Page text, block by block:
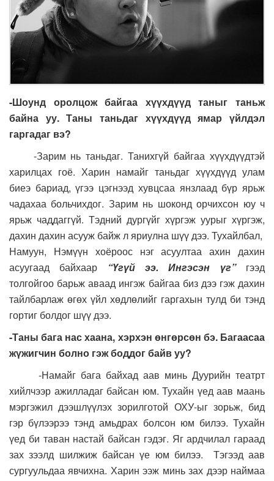
-Шоунд оролцож байгаа хүүхдүүд таныг таньж
байна уу. Таны таньдаг хүүхдүүд ямар үйлдэл
гаргадаг вэ?
-Зарим нь таньдаг. Танихгүй байгаа хүүхдүүдтэй
харилцах гоё. Харин намайг таньдаг хүүхдүүд улам
биеэ бариад, үгээ цэгнээд хувцсаа янзлаад бүр ярьж
чадахаа больчихдог. Зарим нь шоконд орчихсон юу ч
ярьж чаддаггүй. Тэдний дургүйг хүргэж уурыг хүргэж,
дахин дахин асууж байж л яриулна шүү дээ. Тухайлбал,
Намуун, Нэмүүн хоёроос нэг асуултаа ахин дахин
асуугаад байхаар “Үгүй ээ. Ингэсэн үг”гээд
толгойгоо барьж аваад ингэж байгаа биз дээ гэж дахин
тайлбарлаж өгөх үйл хөдлөлийг гаргахын тулд би тэнд
гортиг болдог шүү дээ.
-Таны бага нас хаана, хэрхэн өнгөрсөн бэ. Багаасаа
жүжигчин болно гэж боддог байв уу?
-Намайг бага байхад аав минь Дуурийн театрт
хийлчээр ажилладаг байсан юм. Тухайн үед аав маань
мэргэжил дээшлүүлэх зорилготой ОХУ-ыг зорьж, бид
гэр бүлээрээ тэнд амьдрах болсон юм билээ. Тухайн
үед би таван настай байсан гэдэг. Яг ардчилал гараад
зах зээлд шилжиж байсан үе юм билээ. Тэгээд аав
сургуульдаа явчихна. Харин ээж минь зах дээр наймаа